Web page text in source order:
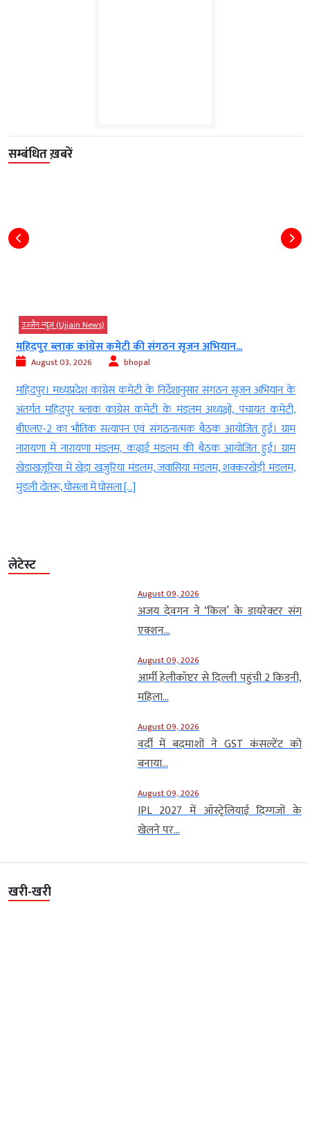
सम्बंधित ख़बरें
उज्‍जैन न्यूज़ (Ujjain News)
महिदपुर ब्लाक कांग्रेस कमेटी की संगठन सृजन अभियान...
August 03, 2026 bhopal
महिदपुर। मध्यप्रदेश कांग्रेस कमेटी के निर्देशानुसार संगठन सृजन अभियान के
अंतर्गत महिदपुर ब्लाक कांग्रेस कमेटी के मंडलम अध्यक्षों, पंचायत कमेटी,
बीएलए-2 का भौतिक सत्यापन एवं संगठनात्मक बैठक आयोजित हुई। ग्राम
नारायणा में नारायणा मंडलम, कढ़ाई मंडलम की बैठक आयोजित हुई। ग्राम
खेडाखजूरिया में खेड़ा खजुरिया मंडलम, जवासिया मंडलम, शक्करखेड़ी मंडलम,
मुंडली दोतरू, घोसला में घोसला […]
लेटेस्ट
August 09, 2026
अजय देवगन ने ‘किल’ के डायरेक्टर संग
एक्शन...
August 09, 2026
आर्मी हेलीकॉप्टर से दिल्ली पहुंची 2 किडनी,
महिला...
August 09, 2026
वर्दी में बदमाशों ने GST कंसल्टेंट को
बनाया...
August 09, 2026
IPL 2027 में ऑस्ट्रेलियाई दिग्गजों के
खेलने पर...
खरी-खरी